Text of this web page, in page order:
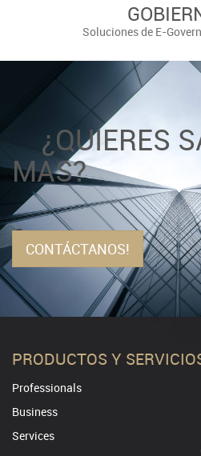
Soluciones de E-
¿QUIERES
MAS?
CONTÁCTANOS!
PRODUCTOS Y
Professionals
Business
Services